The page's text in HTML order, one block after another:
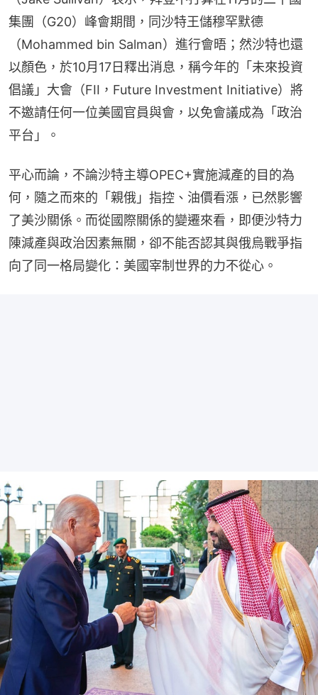
集團（G20）峰會期間，同沙特王儲穆罕默德
（Mohammed bin Salman）進行會晤；然沙特也還
以顏色，於10月17日釋出消息，稱今年的「未來投資
倡議」大會（FII，Future Investment Initiative）將
不邀請任何一位美國官員與會，以免會議成為「政治
平台」。
平心而論，不論沙特主導OPEC+實施減產的目的為
何，隨之而來的「親俄」指控、油價看漲，已然影響
了美沙關係。而從國際關係的變遷來看，即便沙特力
陳減產與政治因素無關，卻不能否認其與俄烏戰爭指
向了同一格局變化：美國宰制世界的力不從心。